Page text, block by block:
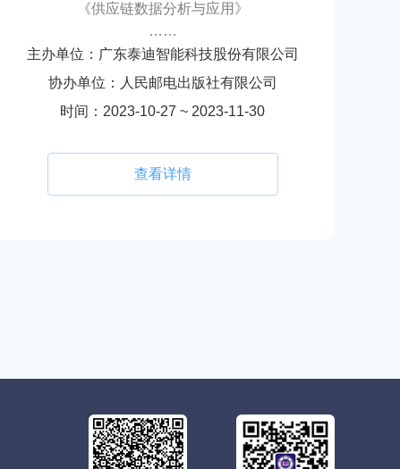
《供应链数据分析与应用》
……
主办单位：广东泰迪智能科技股份有限公司
协办单位：人民邮电出版社有限公司
时间：2023-10-27 ~ 2023-11-30
查看详情